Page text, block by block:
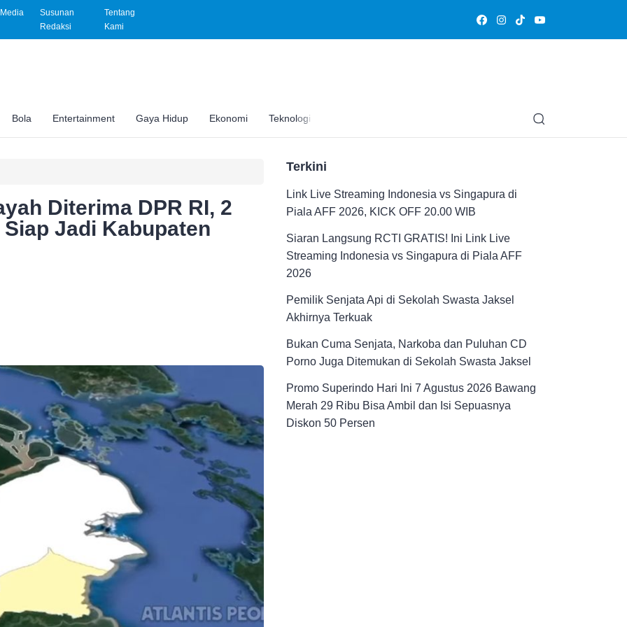
Susunan
Redaksi
Tentang
Kami
Bola Entertainment Gaya Hidup Ekonomi Teknologi Edukasi
Diterima DPR RI, 2
Jadi Kabupaten
Terkini
Link Live Streaming Indonesia vs Singapura di
Piala AFF 2026, KICK OFF 20.00 WIB
Siaran Langsung RCTI GRATIS! Ini Link Live
Streaming Indonesia vs Singapura di Piala AFF
2026
Pemilik Senjata Api di Sekolah Swasta Jaksel
Akhirnya Terkuak
Bukan Cuma Senjata, Narkoba dan Puluhan CD
Porno Juga Ditemukan di Sekolah Swasta Jaksel
Promo Superindo Hari Ini 7 Agustus 2026 Bawang
Merah 29 Ribu Bisa Ambil dan Isi Sepuasnya
Diskon 50 Persen